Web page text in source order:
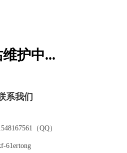
维护中...
系我们
（QQ）
61ertong